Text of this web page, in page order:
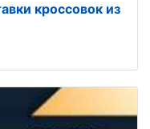
кроссовок из